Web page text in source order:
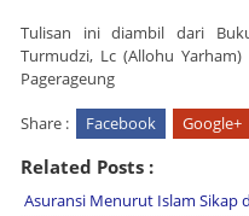
Tulisan ini diambil dari
Turmudzi, Lc (Allohu
Pagerageung
Share : Facebook Google+
Related Posts :
Asuransi Menurut Islam Sikap